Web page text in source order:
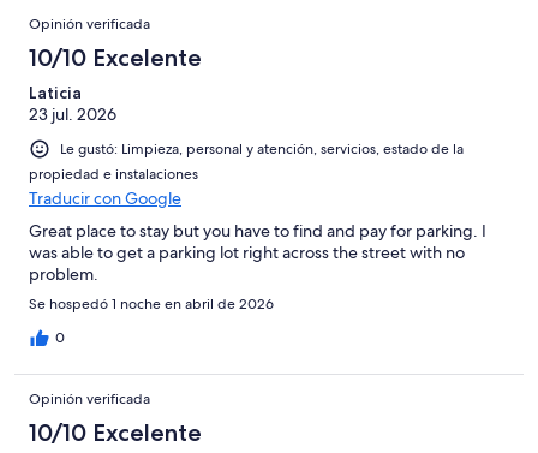
Opinión verificada
10/10 Excelente
Laticia
23 jul. 2026
Le gustó: Limpieza, personal y atención, servicios, estado de la
propiedad e instalaciones
Traducir con Google
Great place to stay but you have to find and pay for parking. I
was able to get a parking lot right across the street with no
problem.
Se hospedó 1 noche en abril de 2026
0
Opinión verificada
10/10 Excelente